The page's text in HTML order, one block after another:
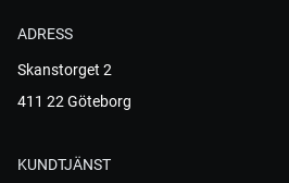
ADRESS
Skanstorget 2
411 22 Göteborg
KUNDTJÄNST